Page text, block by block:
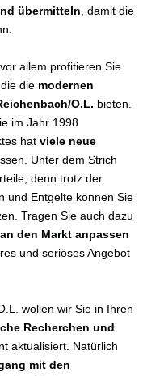
übermitteln , damit die
allem profitieren Sie
die modernen
O.L. bieten.
im Jahr 1998
hat viele neue
Unter dem Strich
denn trotz der
und Entgelte können Sie
Tragen Sie auch dazu
den Markt anpassen
und seriöses Angebot
wollen wir Sie in Ihren
Recherchen und
aktualisiert. Natürlich
mit den